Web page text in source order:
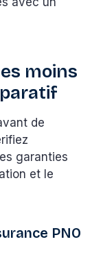
moins
de
garanties
et le
PNO